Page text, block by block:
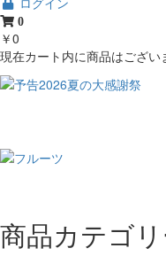
0
￥0
現在カート内に商品はござい
商品カテゴ